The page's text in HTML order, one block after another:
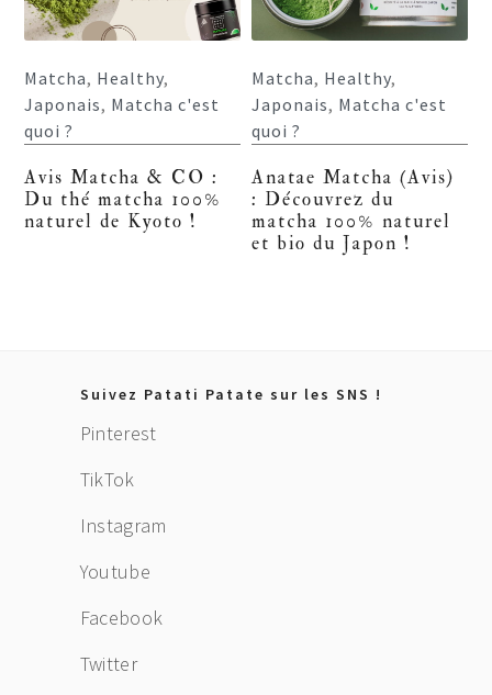
Matcha, Healthy,
Japonais, Matcha c'est
quoi ?
Avis Matcha & CO :
Du thé matcha 100%
naturel de Kyoto !
Matcha, Healthy,
Japonais, Matcha c'est
quoi ?
Anatae Matcha (Avis)
: Découvrez du
matcha 100% naturel
et bio du Japon !
FooterSuivez Patati Patate sur les SNS !
Pinterest
TikTok
Instagram
Youtube
Facebook
Twitter